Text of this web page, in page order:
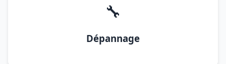
🔧
Dépannage